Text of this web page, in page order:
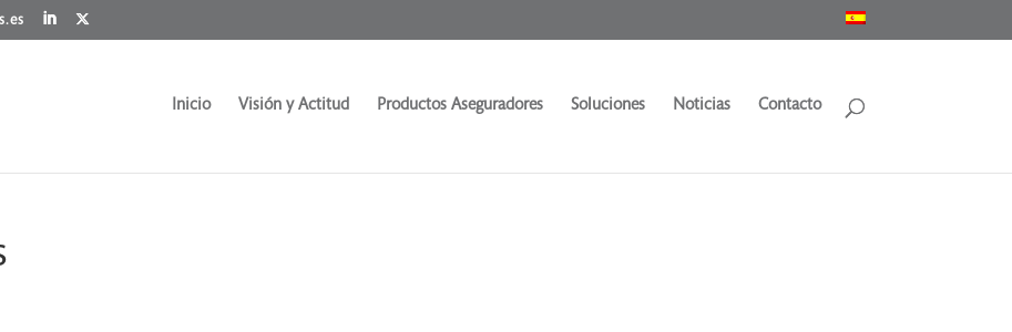
Inicio Visión y Actitud Productos Aseguradores Soluciones Noticias Contacto